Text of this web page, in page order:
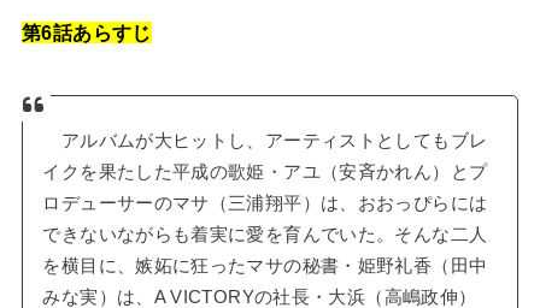
第6話あらすじ
アルバムが大ヒットし、アーティストとしてもブレ
イクを果たした平成の歌姫・ アユ（安斉かれん）
とプ
ロデューサーのマサ（三浦翔平） は、おおっぴらには
できないながらも着実に愛を育んでいた。そんな二人
を横目に、嫉妬に狂ったマサの秘書・ 姫野礼香（田中
みな実） は、A VICTORYの社長・ 大浜（高嶋政伸）